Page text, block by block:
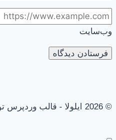
وب‌سایت
© 2026 ایلولا - قالب وردپرس توسط